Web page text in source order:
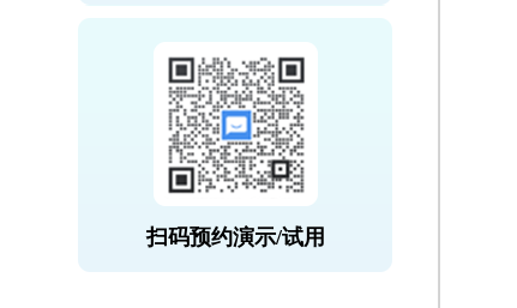
扫码预约演示/试用